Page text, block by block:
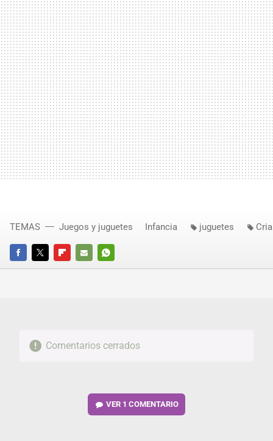
FACEBOOKTWITTERFLIPBOARD
E-
WHATSAPP
TEMAS Juegos y juguetes Infancia juguetes
Comentarios cerrados
VER 1 COMENTARIO